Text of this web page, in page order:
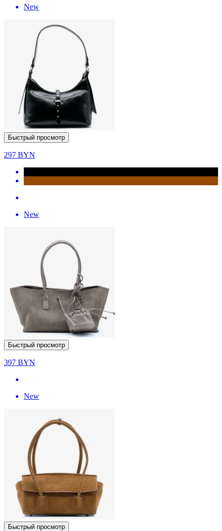
New
Быстрый просмотр
297 BYN
New
Быстрый просмотр
397 BYN
New
Быстрый просмотр